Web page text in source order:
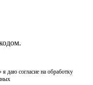
даю согласие на обработку